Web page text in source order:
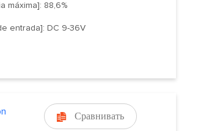
máxima]: 88,6%
entrada]: DC 9-36V
 Сравнивать